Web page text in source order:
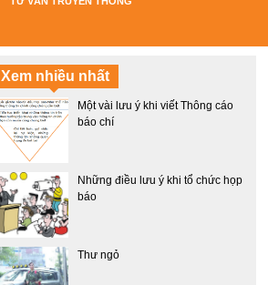
Xem nhiều nhất
Một vài lưu ý khi viết Thông cáo
báo chí
Những điều lưu ý khi tổ chức họp
báo
Thư ngỏ